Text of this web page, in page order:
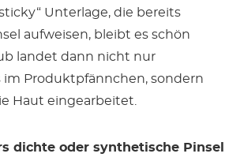
Unterlage, die bereits
aufweisen, bleibt es schön
landet dann nicht nur
im Produktpfännchen, sondern
Haut eingearbeitet.
dichte oder synthetische Pinsel